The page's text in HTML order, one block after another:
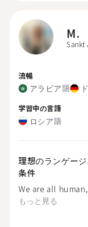
M.
Sankt
流暢
アラビア語
学習中の言語
ロシア語
理想のランゲー
条件
We are all
もっと見る